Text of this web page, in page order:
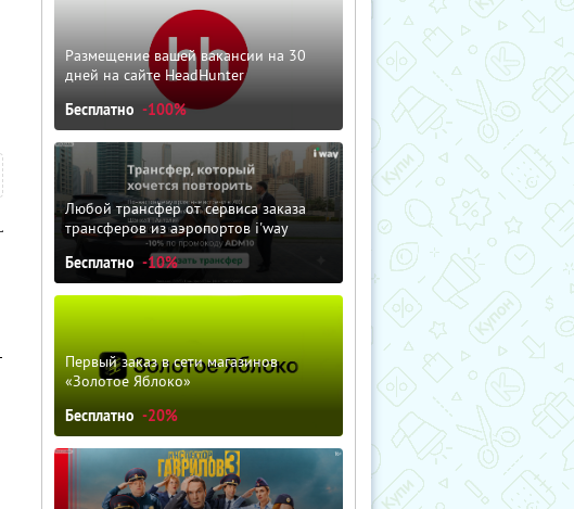
Размещение вашей вакансии на 30
дней на сайте HeadHunter
Бесплатно -100%
Любой трансфер от сервиса заказа
трансферов из аэропортов i'way
Бесплатно -10%
Первый заказ в сети магазинов
«Золотое Яблоко»
Бесплатно -20%